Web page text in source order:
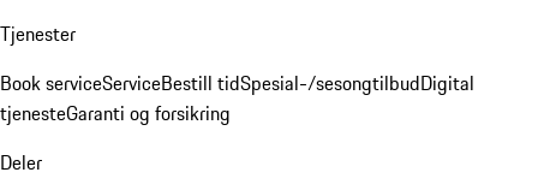
Tjenester
Book serviceServiceBestill tidSpesial-/sesongtilbudDigital
tjenesteGaranti og forsikring
Deler